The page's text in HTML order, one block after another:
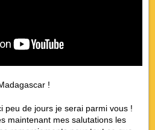
!
peu de jours je serai parmi vous !
maintenant mes salutations les